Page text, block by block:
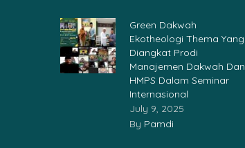
Green Dakwah
Ekotheologi Thema Yang
Diangkat Prodi
Manajemen Dakwah Dan
HMPS Dalam Seminar
Internasional
July 9, 2025
By Pamdi